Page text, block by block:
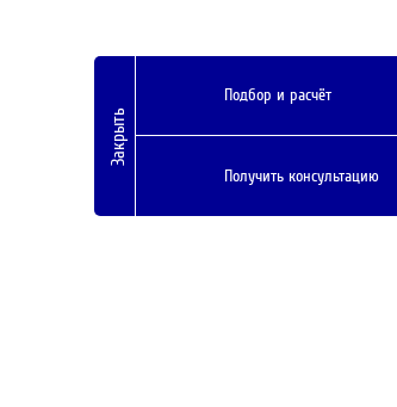
Закрыть
Подбор и расчёт
Получить консультацию